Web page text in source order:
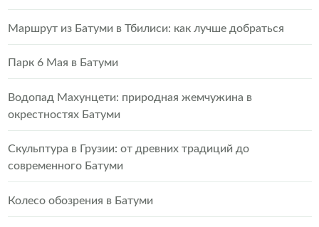
Маршрут из Батуми в Тбилиси: как лучше добраться
Парк 6 Мая в Батуми
Водопад Махунцети: природная жемчужина в
окрестностях Батуми
Скульптура в Грузии: от древних традиций до
современного Батуми
Колесо обозрения в Батуми